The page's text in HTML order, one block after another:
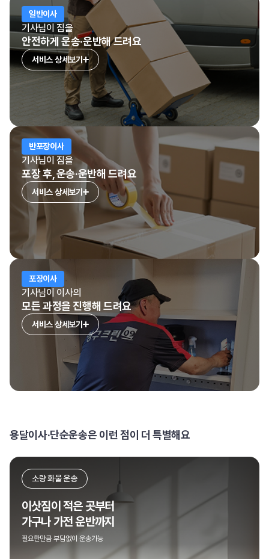
일반이사
기사님이 짐을
안전하게 운송·운반해 드려요
서비스 상세보기
반포장이사
기사님이 짐을
포장 후, 운송·운반해 드려요
서비스 상세보기
포장이사
기사님이 이사의
모든 과정을 진행해 드려요
서비스 상세보기
용달이사·단순운송은 이런 점이 더 특별해요
소량 화물 운송
이삿짐이 적은 곳부터
가구나 가전 운반까지
필요한만큼 부담없이 운송가능